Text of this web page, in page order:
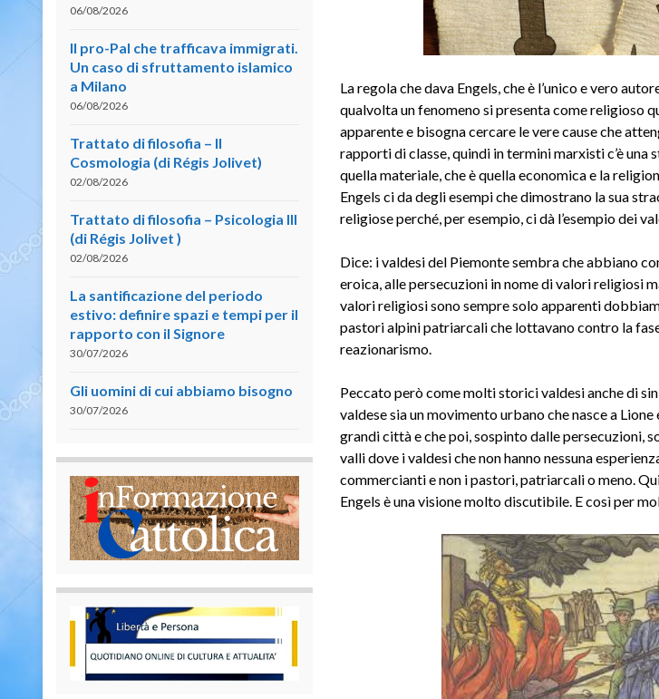
La regola che dava Engels, che è l’unico e vero
qualvolta un fenomeno si presenta come religioso
apparente e bisogna cercare le vere cause che
rapporti di classe, quindi in termini marxisti c’è una
quella materiale, che è quella economica e la
Engels ci da degli esempi che dimostrano la sua
religiose perché, per esempio, ci dà l’esempio dei
Dice: i valdesi del Piemonte sembra che abbiano
eroica, alle persecuzioni in nome di valori religiosi
valori religiosi sono sempre solo apparenti
pastori alpini patriarcali che lottavano contro la
reazionarismo.
Peccato però come molti storici valdesi anche di
valdese sia un movimento urbano che nasce a
grandi città e che poi, sospinto dalle persecuzioni,
valli dove i valdesi che non hanno nessuna
commercianti e non i pastori, patriarcali o meno.
Engels è una visione molto discutibile. E così per
06/08/2026
Il pro-Pal che trafficava immigrati.
Un caso di sfruttamento islamico
a Milano
06/08/2026
Trattato di filosofia – II
Cosmologia (di Régis Jolivet)
02/08/2026
Trattato di filosofia – Psicologia III
(di Régis Jolivet )
02/08/2026
La santificazione del periodo
estivo: definire spazi e tempi per il
rapporto con il Signore
30/07/2026
Gli uomini di cui abbiamo bisogno
30/07/2026